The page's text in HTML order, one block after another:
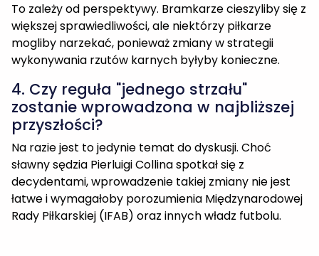
To zależy od perspektywy. Bramkarze cieszyliby się z
większej sprawiedliwości, ale niektórzy piłkarze
mogliby narzekać, ponieważ zmiany w strategii
wykonywania rzutów karnych byłyby konieczne.
4. Czy reguła "jednego strzału"
zostanie wprowadzona w najbliższej
przyszłości?
Na razie jest to jedynie temat do dyskusji. Choć
sławny sędzia Pierluigi Collina spotkał się z
decydentami, wprowadzenie takiej zmiany nie jest
łatwe i wymagałoby porozumienia Międzynarodowej
Rady Piłkarskiej (IFAB) oraz innych władz futbolu.